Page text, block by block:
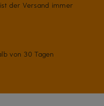
der Versand immer
von 30 Tagen